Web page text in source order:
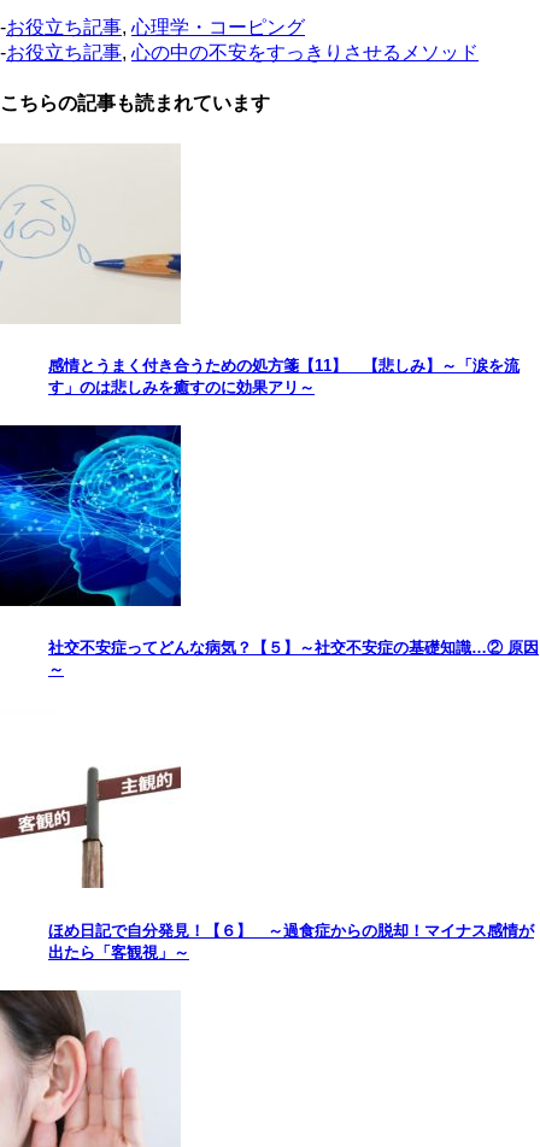
-お役立ち記事, 心理学・コーピング
-お役立ち記事, 心の中の不安をすっきりさせるメソッド
こちらの記事も読まれています
感情とうまく付き合うための処方箋【11】 【悲しみ】～「涙を流
す」のは悲しみを癒すのに効果アリ～
社交不安症ってどんな病気？【５】～社交不安症の基礎知識…② 原因
～
ほめ日記で自分発見！【６】 ～過食症からの脱却！マイナス感情が
出たら「客観視」～